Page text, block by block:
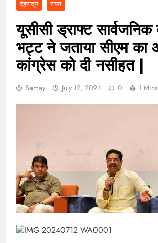
देहरादून राज्य
यूसीसी ड्राफ्ट
भट्ट ने जताया सीएम का
कांग्रेस को दी नसीहत |
Samay July 12, 2024 0 1 Mins